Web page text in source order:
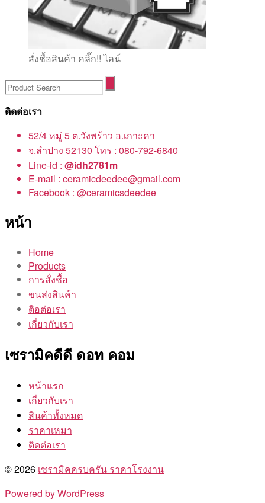
สั่งชื้อสินค้า คลิ๊ก!! ไลน์
ติดต่อเรา
52/4 หมู่ 5 ต.วังพร้าว อ.เกาะคา
จ.ลำปาง 52130 โทร : 080-792-6840
Line-id : @idh2781m
E-mail : ceramicdeedee@gmail.com
Facebook : @ceramicsdeedee
หน้า
Home
Products
การสั่งชื้อ
ขนส่งสินค้า
ติอต่อเรา
เกี่ยวกับเรา
เซรามิคดีดี ดอท คอม
หน้าแรก
เกี่ยวกับเรา
สินค้าทั้งหมด
ราคาเหมา
ติดต่อเรา
© 2026 เซรามิคครบครัน ราคาโรงงาน
Powered by WordPress